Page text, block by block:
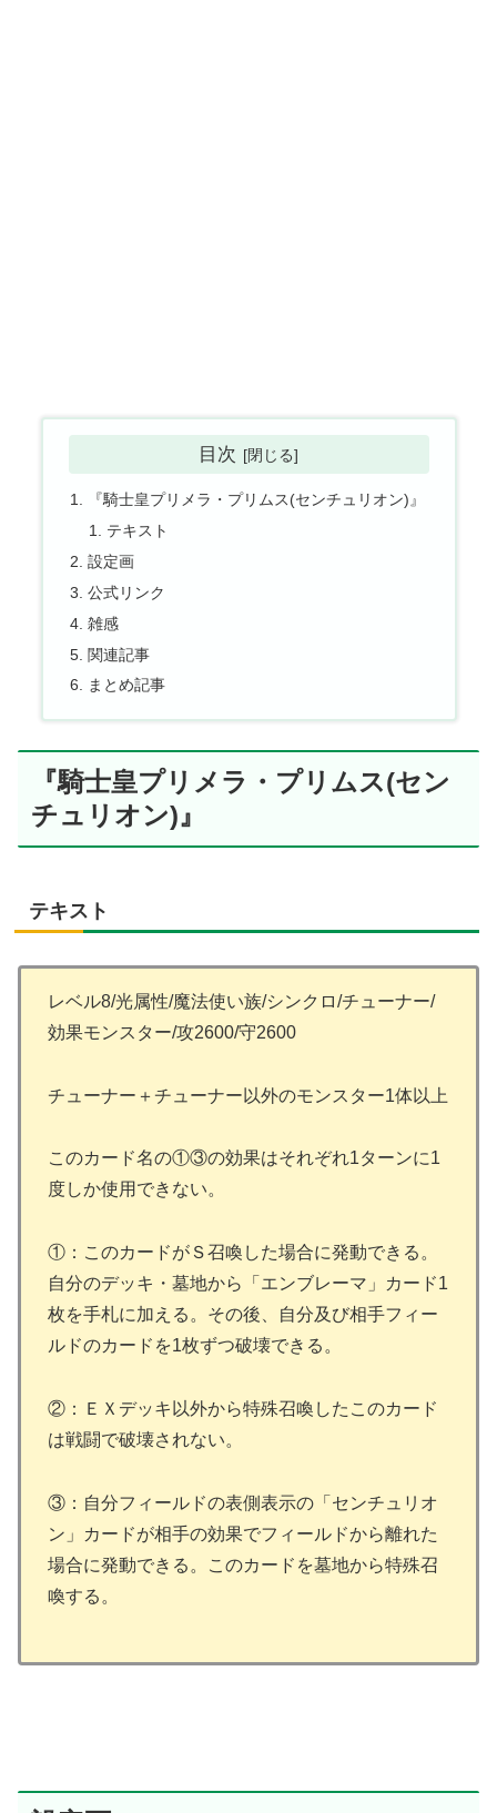
目次
『騎士皇プリメラ・プリムス(センチュリオン)』
テキスト
設定画
公式リンク
雑感
関連記事
まとめ記事
『騎士皇プリメラ・プリムス(セン
チュリオン)』
テキスト
レベル8/光属性/魔法使い族/シンクロ/チューナー/
効果モンスター/攻2600/守2600
チューナー＋チューナー以外のモンスター1体以上
このカード名の①③の効果はそれぞれ1ターンに1
度しか使用できない。
①：このカードがＳ召喚した場合に発動できる。
自分のデッキ・墓地から「エンブレーマ」カード1
枚を手札に加える。その後、自分及び相手フィー
ルドのカードを1枚ずつ破壊できる。
②：ＥＸデッキ以外から特殊召喚したこのカード
は戦闘で破壊されない。
③：自分フィールドの表側表示の「センチュリオ
ン」カードが相手の効果でフィールドから離れた
場合に発動できる。このカードを墓地から特殊召
喚する。